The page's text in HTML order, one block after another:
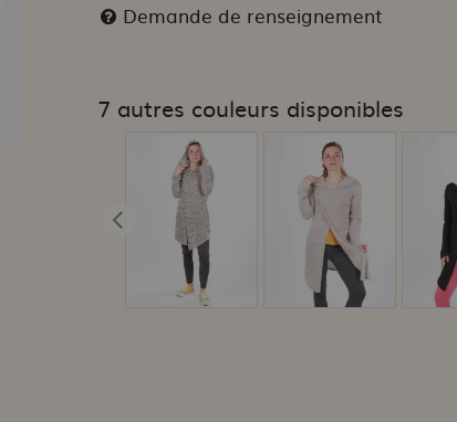
Demande de renseignement
7 autres couleurs disponibles